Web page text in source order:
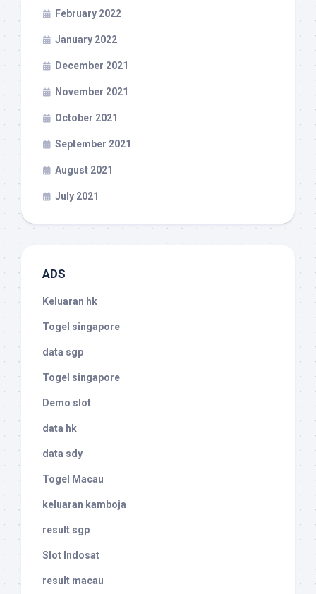
February 2022
January 2022
December 2021
November 2021
October 2021
September 2021
August 2021
July 2021
ADS
Keluaran hk
Togel singapore
data sgp
Togel singapore
Demo slot
data hk
data sdy
Togel Macau
keluaran kamboja
result sgp
Slot Indosat
result macau